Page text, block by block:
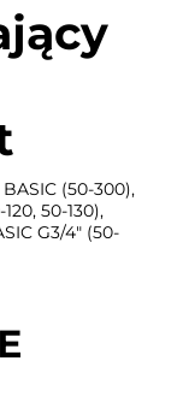
(50-300),
50-130),
G3/4" (50-